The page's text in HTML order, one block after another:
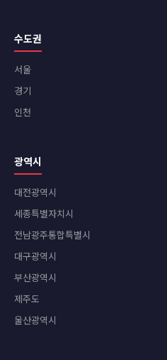
수도권
서울
경기
인천
광역시
대전광역시
세종특별자치시
전남광주통합특별시
대구광역시
부산광역시
제주도
울산광역시